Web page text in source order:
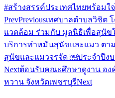
#สร้างสรรค์ประเทศไทยพร้อมใ
PrevPreviousเทศบาลตำบลวิชิต
แวดล้อม ร่วมกับ มูลนิธิเพื่อสุนัข
บริการทำหมันสุนัขและแมว ตา
สุนัขและแมวจรจัด ￼ประจำปีง
Nextต้อนรับคณะศึกษาดูงาน อง
หวาน จังหวัดเพชรบุรีNext